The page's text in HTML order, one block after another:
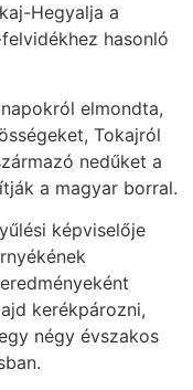
Hegyalja a
hasonló
elmondta,
Tokajról
nedűket a
a magyar borral.
képviselője
kerékpározni,
négy évszakos